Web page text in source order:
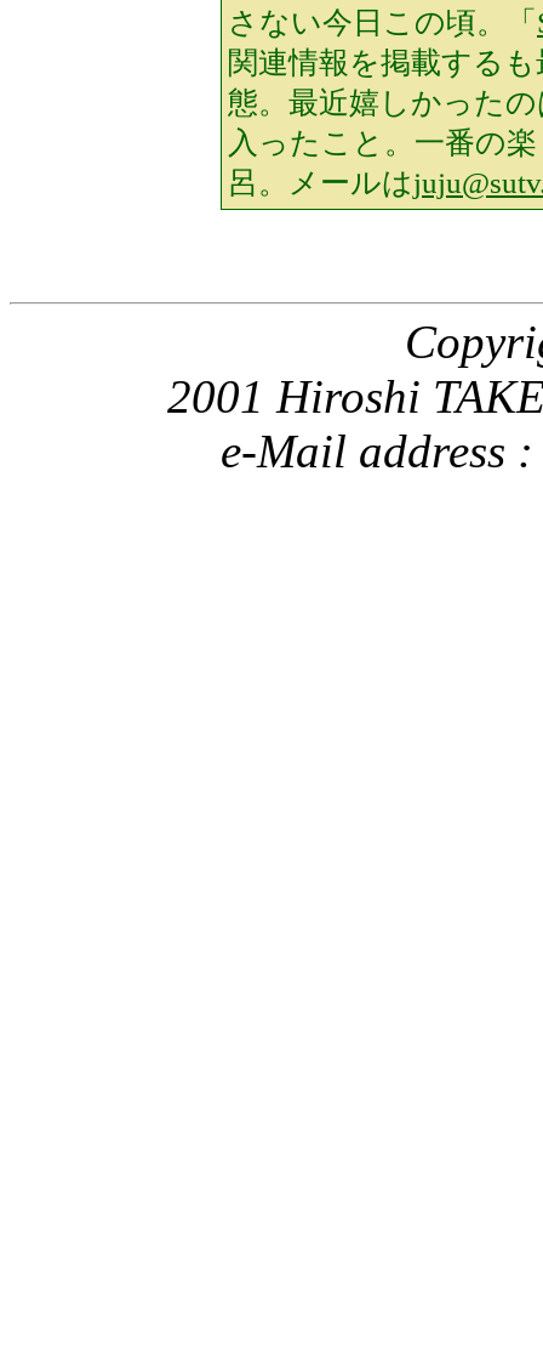
さない今日この頃。「
関連情報を掲載する
態。最近嬉しかった
入ったこと。一番の
呂。メールは
2001 Hiroshi
e-Mail address